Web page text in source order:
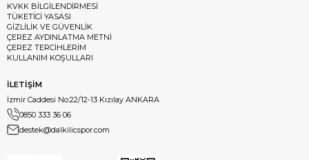
KVKK BİLGİLENDİRMESİ
TÜKETİCİ YASASI
GİZLİLİK VE GÜVENLİK
ÇEREZ AYDINLATMA METNİ
ÇEREZ TERCİHLERİM
KULLANIM KOŞULLARI
İLETİŞİM
İzmir Caddesi No:22/12-13 Kızılay ANKARA
0850 333 36 06
destek@dalkilicspor.com